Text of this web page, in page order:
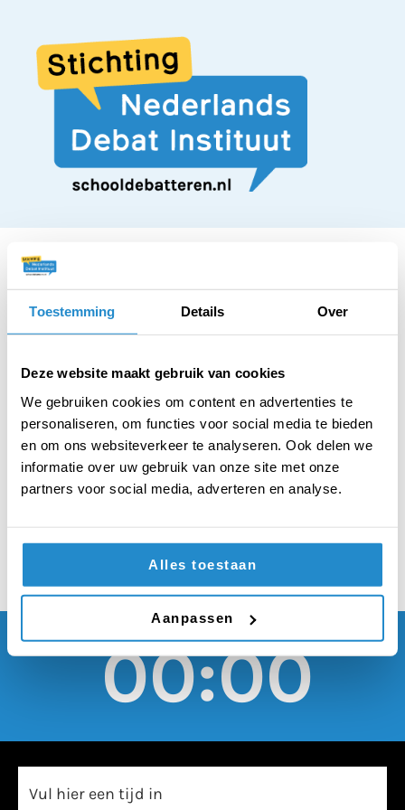
Toestemming Details Over
Deze website maakt gebruik van cookies
We gebruiken cookies om content en advertenties te
personaliseren, om functies voor social media te bieden
en om ons websiteverkeer te analyseren. Ook delen we
informatie over uw gebruik van onze site met onze
partners voor social media, adverteren en analyse.
Alles toestaan
Aanpassen
STELLING
Leden van het
koningshuis moeten
vrijgesteld worden
van pandemie-regels
00:00